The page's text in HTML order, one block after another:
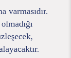
varmasıdır.